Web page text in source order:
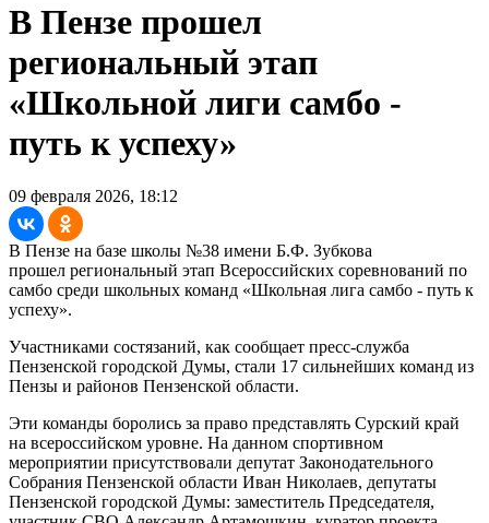
В Пензе прошел
региональный этап
«Школьной лиги самбо -
путь к успеху»
09 февраля 2026, 18:12
В Пензе на базе школы №38 имени Б.Ф. Зубкова
прошел региональный этап Всероссийских соревнований по
самбо среди школьных команд «Школьная лига самбо - путь к
успеху».
Участниками состязаний, как сообщает пресс-служба
Пензенской городской Думы, стали 17 сильнейших команд из
Пензы и районов Пензенской области.
Эти команды боролись за право представлять Сурский край
на всероссийском уровне. На данном спортивном
мероприятии присутствовали депутат Законодательного
Собрания Пензенской области Иван Николаев, депутаты
Пензенской городской Думы: заместитель Председателя,